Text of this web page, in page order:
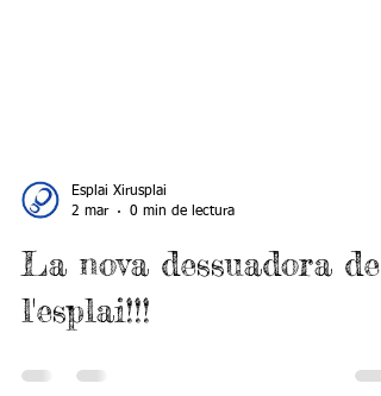
Esplai Xirusplai
2 mar
0 min de lectura
La nova dessuadora de